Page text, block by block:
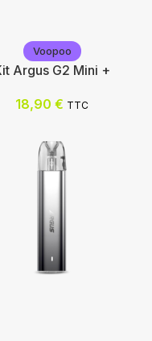
Voopoo
Argus G2 Mini +
18,90 € TTC